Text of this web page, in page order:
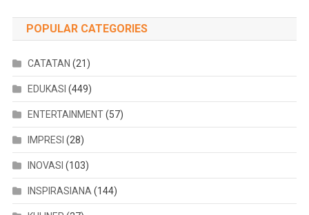
POPULAR CATEGORIES
CATATAN (21)
EDUKASI (449)
ENTERTAINMENT(57)
IMPRESI (28)
INOVASI (103)
INSPIRASIANA (144)